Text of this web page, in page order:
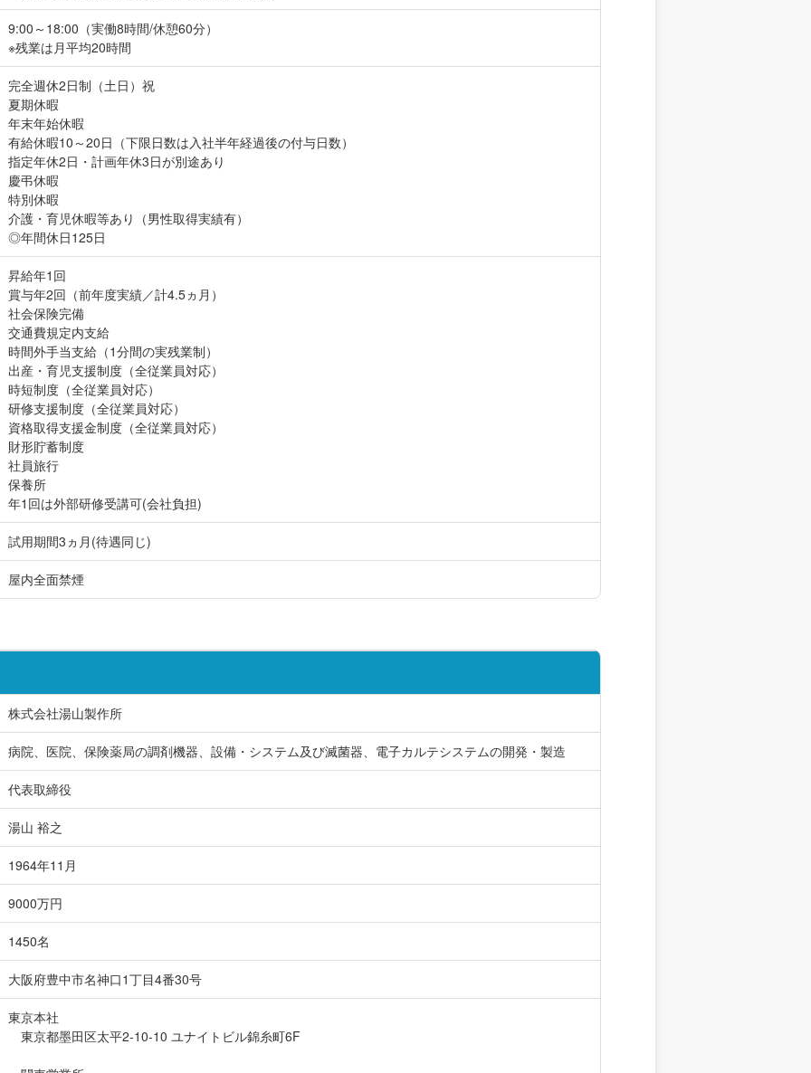
9:00～18:00（実働8時間/休憩60分）
※残業は月平均20時間
完全週休2日制（土日）祝
夏期休暇
年末年始休暇
有給休暇10～20日（下限日数は入社半年経過後の付与日数）
指定年休2日・計画年休3日が別途あり
慶弔休暇
特別休暇
介護・育児休暇等あり（男性取得実績有）
◎年間休日125日
昇給年1回
賞与年2回（前年度実績／計4.5ヵ月）
社会保険完備
交通費規定内支給
時間外手当支給（1分間の実残業制）
出産・育児支援制度（全従業員対応）
時短制度（全従業員対応）
研修支援制度（全従業員対応）
資格取得支援金制度（全従業員対応）
財形貯蓄制度
社員旅行
保養所
年1回は外部研修受講可(会社負担)
試用期間3ヵ月(待遇同じ)
屋内全面禁煙
株式会社湯山製作所
病院、医院、保険薬局の調剤機器、設備・システム及び滅菌器、電子カルテシステムの開発・製造
代表取締役
湯山 裕之
1964年11月
9000万円
1450名
大阪府豊中市名神口1丁目4番30号
東京本社
東京都墨田区太平2-10-10 ユナイトビル錦糸町6F